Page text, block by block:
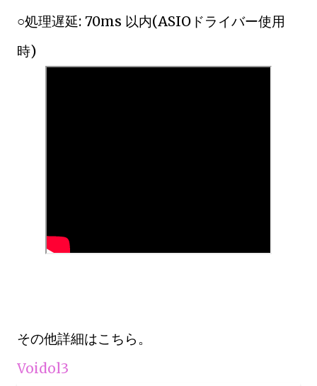
○処理遅延: 70ms 以内(ASIOドライバー使用
時)
その他詳細はこちら。
Voidol3